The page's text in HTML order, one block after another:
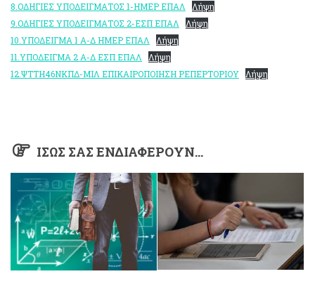
8.ΟΔΗΓΙΕΣ ΥΠΟΔΕΙΓΜΑΤΟΣ 1-ΗΜΕΡ ΕΠΑΛ
Λήψη
9.ΟΔΗΓΙΕΣ ΥΠΟΔΕΙΓΜΑΤΟΣ 2-ΕΣΠ ΕΠΑΛ
Λήψη
10.ΥΠΟΔΕΙΓΜΑ 1 Α-Δ ΗΜΕΡ ΕΠΑΛ
Λήψη
11.ΥΠΟΔΕΙΓΜΑ 2 Α-Δ ΕΣΠ ΕΠΑΛ
Λήψη
12.ΨΤΤΗ46ΝΚΠΔ-ΜΙΛ ΕΠΙΚΑΙΡΟΠΟΙΗΣΗ ΡΕΠΕΡΤΟΡΙΟΥ
Λήψη
ΊΣΩΣ ΣΑΣ ΕΝΔΙΑΦΈΡΟΥΝ…